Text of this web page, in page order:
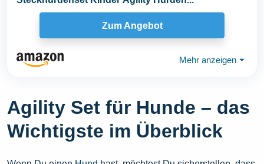
Zum Angebot
Mehr anzeigen ⏷
Agility Set für Hunde – das
Wichtigste im Überblick